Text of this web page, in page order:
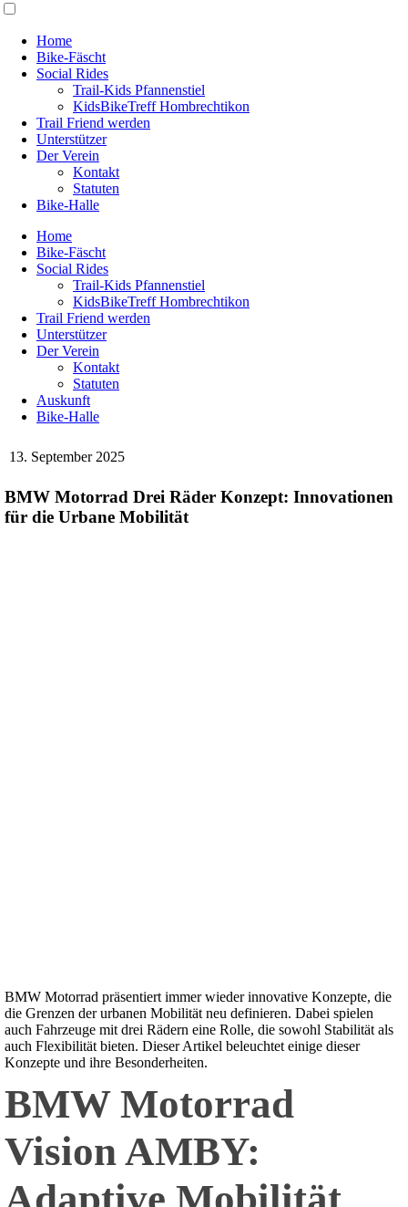
Home
Bike-Fäscht
Social Rides
Trail-Kids Pfannenstiel
KidsBikeTreff Hombrechtikon
Trail Friend werden
Unterstützer
Der Verein
Kontakt
Statuten
Bike-Halle
Home
Bike-Fäscht
Social Rides
Trail-Kids Pfannenstiel
KidsBikeTreff Hombrechtikon
Trail Friend werden
Unterstützer
Der Verein
Kontakt
Statuten
Auskunft
Bike-Halle
13. September 2025
BMW Motorrad Drei Räder Konzept: Innovationen
für die Urbane Mobilität
BMW Motorrad präsentiert immer wieder innovative Konzepte, die
die Grenzen der urbanen Mobilität neu definieren. Dabei spielen
auch Fahrzeuge mit drei Rädern eine Rolle, die sowohl Stabilität als
auch Flexibilität bieten. Dieser Artikel beleuchtet einige dieser
Konzepte und ihre Besonderheiten.
BMW Motorrad
Vision AMBY: